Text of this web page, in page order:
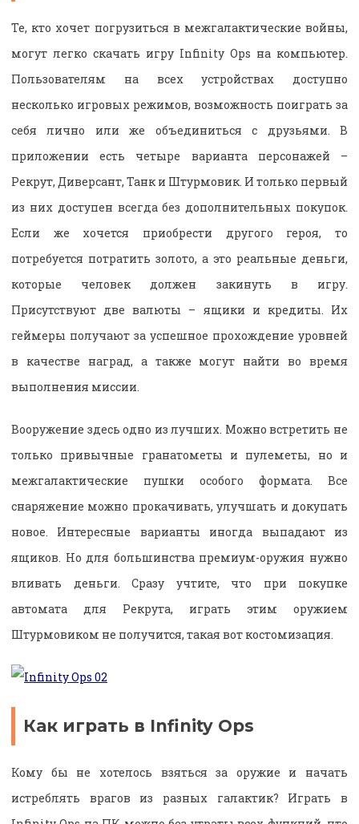
Те, кто хочет погрузиться в межгалактические войны,
могут легко скачать игру Infinity Ops на компьютер.
Пользователям на всех устройствах доступно
несколько игровых режимов, возможность поиграть за
себя лично или же объединиться с друзьями. В
приложении есть четыре варианта персонажей –
Рекрут, Диверсант, Танк и Штурмовик. И только первый
из них доступен всегда без дополнительных покупок.
Если же хочется приобрести другого героя, то
потребуется потратить золото, а это реальные деньги,
которые человек должен закинуть в игру.
Присутствуют две валюты – ящики и кредиты. Их
геймеры получают за успешное прохождение уровней
в качестве наград, а также могут найти во время
выполнения миссии.
Вооружение здесь одно из лучших. Можно встретить не
только привычные гранатометы и пулеметы, но и
межгалактические пушки особого формата. Все
снаряжение можно прокачивать, улучшать и докупать
новое. Интересные варианты иногда выпадают из
ящиков. Но для большинства премиум-оружия нужно
вливать деньги. Сразу учтите, что при покупке
автомата для Рекрута, играть этим оружием
Штурмовиком не получится, такая вот костомизация.
Как играть в Infinity Ops
Кому бы не хотелось взяться за оружие и начать
истреблять врагов из разных галактик? Играть в